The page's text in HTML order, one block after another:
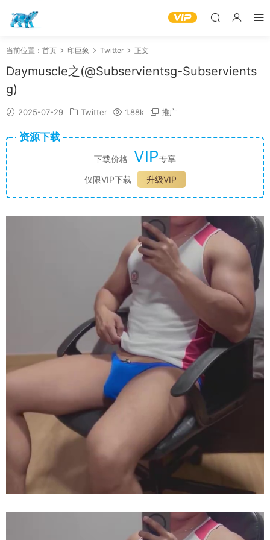
当前位置： 首页 印巨象 Twitter 正文
Daymuscle之(@Subservientsg-Subservients
g)
2025-07-29 Twitter 1.88k 推广
资源下载
下载价格 VIP专享
仅限VIP下载
升级VIP